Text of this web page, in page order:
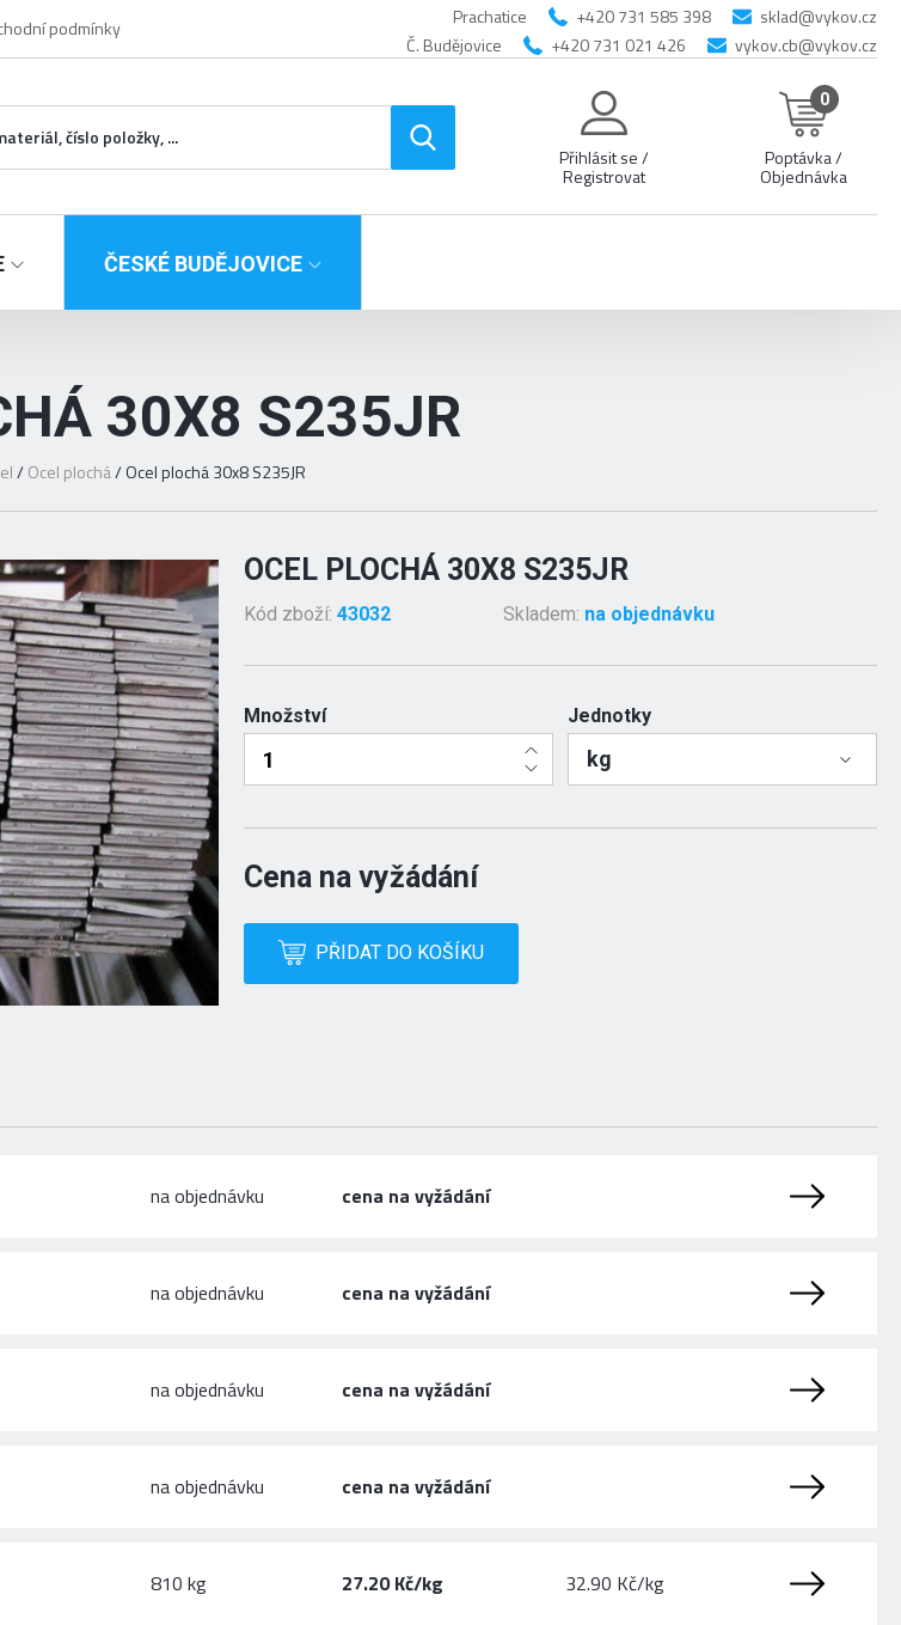
podmínky Prachatice +420 731 585 398
sklad@vykov.cz
Č. Budějovice
+420 731 021 426 vykov.cb@vykov.cz
Přihlásit se /
Registrovat
0
Poptávka /
Objednávka
ČESKÉ BUDĚJOVICE
30X8 S235JR
/ Ocel plochá/ Ocel plochá 30x8 S235JR
OCEL PLOCHÁ 30X8 S235JR
Kód zboží:43032 Skladem: na objednávku
Množství Jednotky
kg
Cena na vyžádání
PŘIDAT DO KOŠÍKU
na objednávku cena na vyžádání
na objednávku cena na vyžádání
na objednávku cena na vyžádání
na objednávku cena na vyžádání
810 kg 27.20 Kč/kg 32.90 Kč/kg